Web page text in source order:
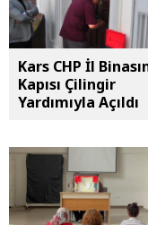
Kars CHP İl
Kapısı Çilingir
Yardımıyla Açıldı